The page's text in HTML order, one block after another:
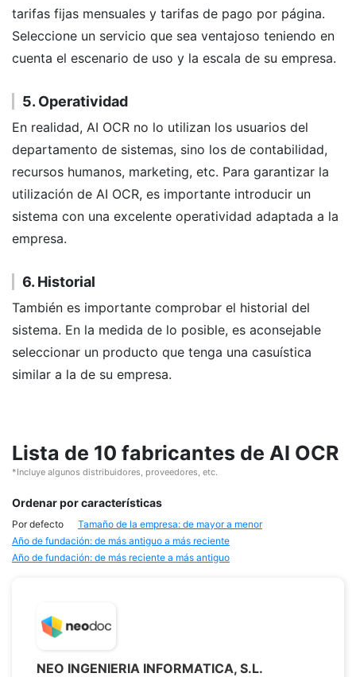
tarifas fijas mensuales y tarifas de pago por página.
Seleccione un servicio que sea ventajoso teniendo en
cuenta el escenario de uso y la escala de su empresa.
5. Operatividad
En realidad, AI OCR no lo utilizan los usuarios del
departamento de sistemas, sino los de contabilidad,
recursos humanos, marketing, etc. Para garantizar la
utilización de AI OCR, es importante introducir un
sistema con una excelente operatividad adaptada a la
empresa.
6. Historial
También es importante comprobar el historial del
sistema. En la medida de lo posible, es aconsejable
seleccionar un producto que tenga una casuística
similar a la de su empresa.
Lista de 10 fabricantes de AI OCR
*Incluye algunos distribuidores, proveedores, etc.
Ordenar por características
Por defecto
Tamaño de la empresa: de mayor a menor
Año de fundación: de más antiguo a más reciente
Año de fundación: de más reciente a más antiguo
NEO INGENIERIA INFORMATICA, S.L.